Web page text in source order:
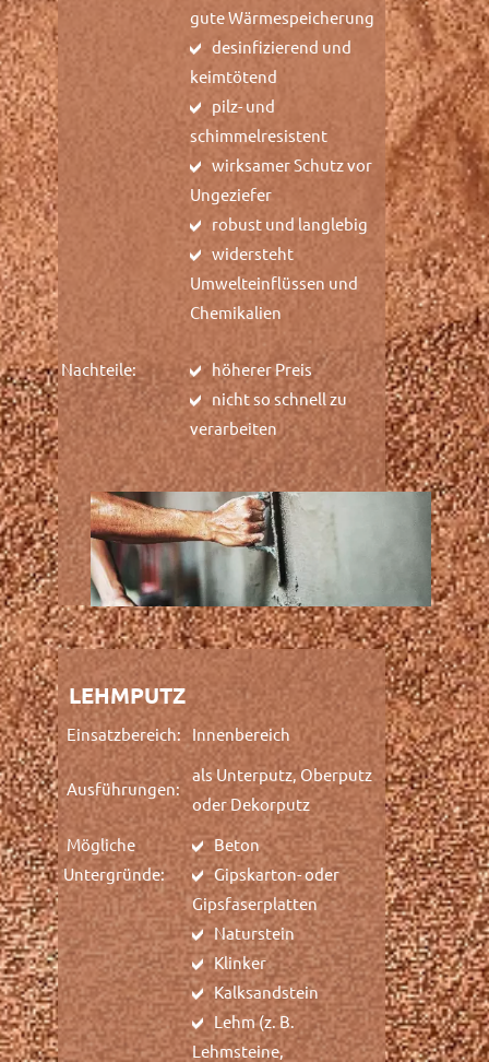
gute Wärmespeicherung
desinfizierend und
keimtötend
pilz- und
schimmelresistent
wirksamer Schutz vor
Ungeziefer
robust und langlebig
widersteht
Umwelteinflüssen und
Chemikalien
Nachteile:
höherer Preis
nicht so schnell zu
verarbeiten
LEHMPUTZ
Einsatzbereich: Innenbereich
Ausführungen:
als Unterputz, Oberputz
oder Dekorputz
Mögliche
Untergründe:
Beton
Gipskarton- oder
Gipsfaserplatten
Naturstein
Klinker
Kalksandstein
Lehm (z. B.
Lehmsteine,